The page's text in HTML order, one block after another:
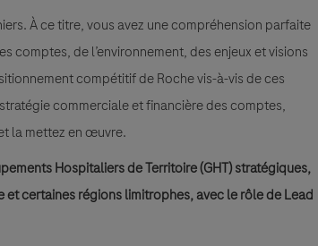
À ce titre, vous avez une compréhension parfaite
de l’environnement, des enjeux et visions
compétitif de Roche vis-à-vis de ces
commerciale et financière des comptes,
la mettez en œuvre.
Hospitaliers de Territoire (GHT) stratégiques,
certaines régions limitrophes, avec le rôle de Lead